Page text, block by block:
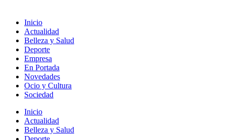
Inicio
Actualidad
Belleza y Salud
Deporte
Empresa
En Portada
Novedades
Ocio y Cultura
Sociedad
Inicio
Actualidad
Belleza y Salud